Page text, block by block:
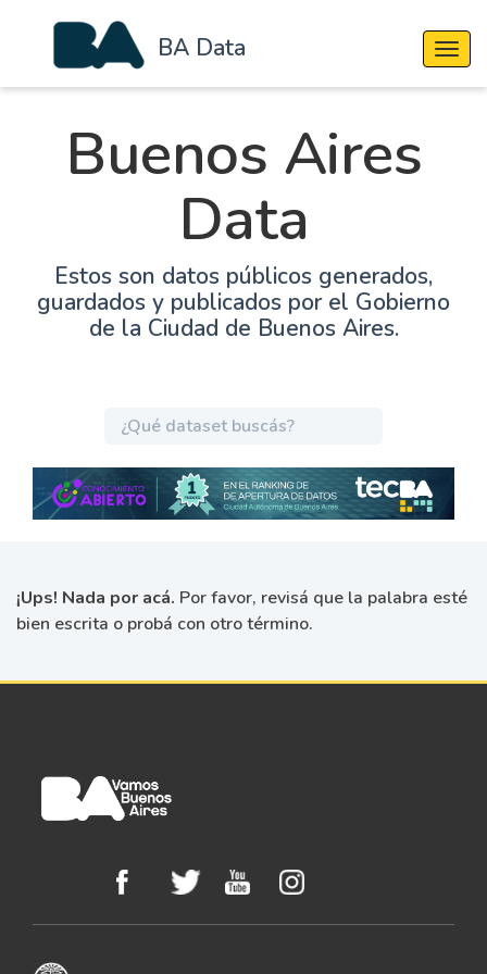
BA Data
Buenos Aires
Data
Estos son datos públicos generados,
guardados y publicados por el Gobierno
de la Ciudad de Buenos Aires.
¡Ups! Nada por acá. Por favor, revisá que la palabra esté
bien escrita o probá con otro término.